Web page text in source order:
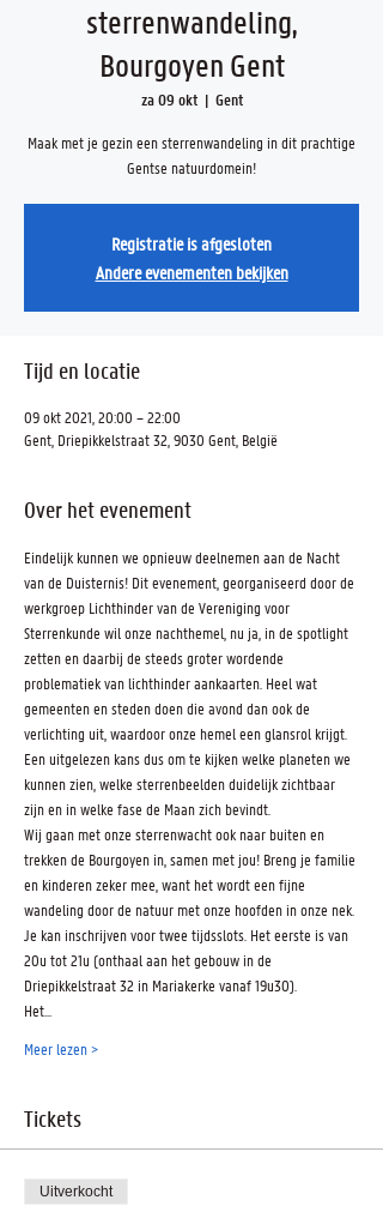
sterrenwandeling,
Bourgoyen Gent
za 09 okt
  |
Gent
Maak met je gezin een sterrenwandeling in dit prachtige
Gentse natuurdomein!
Registratie is afgesloten
Andere evenementen bekijken
Tijd en locatie
09 okt 2021, 20:00 – 22:00
Gent, Driepikkelstraat 32, 9030 Gent, België
Over het evenement
Eindelijk kunnen we opnieuw deelnemen aan de Nacht
van de Duisternis! Dit evenement, georganiseerd door de
werkgroep Lichthinder van de Vereniging voor
Sterrenkunde wil onze nachthemel, nu ja, in de spotlight
zetten en daarbij de steeds groter wordende
problematiek van lichthinder aankaarten. Heel wat
gemeenten en steden doen die avond dan ook de
verlichting uit, waardoor onze hemel een glansrol krijgt.
Een uitgelezen kans dus om te kijken welke planeten we
kunnen zien, welke sterrenbeelden duidelijk zichtbaar
zijn en in welke fase de Maan zich bevindt.
Wij gaan met onze sterrenwacht ook naar buiten en
trekken de Bourgoyen in, samen met jou! Breng je familie
en kinderen zeker mee, want het wordt een fijne
wandeling door de natuur met onze hoofden in onze nek.
Je kan inschrijven voor twee tijdsslots. Het eerste is van
20u tot 21u (onthaal aan het gebouw in de
Driepikkelstraat 32 in Mariakerke vanaf 19u30).
Het…
Meer lezen >
Tickets
Uitverkocht